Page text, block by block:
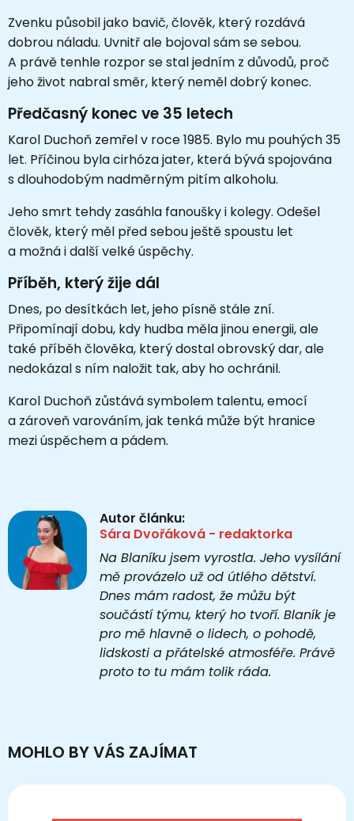
Zvenku působil jako bavič, člověk, který rozdává
dobrou náladu. Uvnitř ale bojoval sám se sebou.
A právě tenhle rozpor se stal jedním z důvodů, proč
jeho život nabral směr, který neměl dobrý konec.
Předčasný konec ve 35 letech
Karol Duchoň zemřel v roce 1985. Bylo mu pouhých 35
let. Příčinou byla cirhóza jater, která bývá spojována
s dlouhodobým nadměrným pitím alkoholu.
Jeho smrt tehdy zasáhla fanoušky i kolegy. Odešel
člověk, který měl před sebou ještě spoustu let
a možná i další velké úspěchy.
Příběh, který žije dál
Dnes, po desítkách let, jeho písně stále zní.
Připomínají dobu, kdy hudba měla jinou energii, ale
také příběh člověka, který dostal obrovský dar, ale
nedokázal s ním naložit tak, aby ho ochránil.
Karol Duchoň zůstává symbolem talentu, emocí
a zároveň varováním, jak tenká může být hranice
mezi úspěchem a pádem.
Autor článku:
Sára Dvořáková - redaktorka
Na Blaníku jsem vyrostla. Jeho vysílání
mě provázelo už od útlého dětství.
Dnes mám radost, že můžu být
součástí týmu, který ho tvoří. Blaník je
pro mě hlavně o lidech, o pohodě,
lidskosti a přátelské atmosféře. Právě
proto to tu mám tolik ráda.
MOHLO BY VÁS ZAJÍMAT